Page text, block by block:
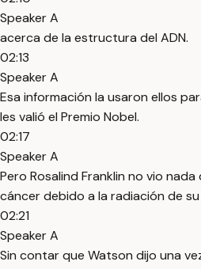
Speaker A
acerca de la estructura del ADN.
02:13
Speaker A
Esa información la usaron ellos
les valió el Premio Nobel.
02:17
Speaker A
Pero Rosalind Franklin no vio
cáncer debido a la radiación de
02:21
Speaker A
Sin contar que Watson dijo una